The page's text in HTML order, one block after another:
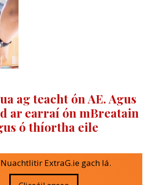
ag teacht ón AE. Agus
ar earraí ón mBreatain
ó thíortha eile
ExtraG.ie gach lá.